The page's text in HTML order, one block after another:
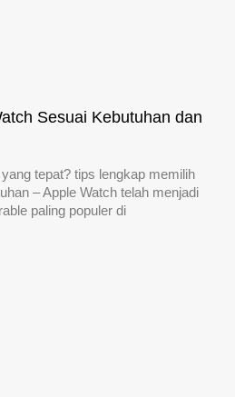
Sesuai Kebutuhan dan
tepat? tips lengkap memilih
– Apple Watch telah menjadi
paling populer di